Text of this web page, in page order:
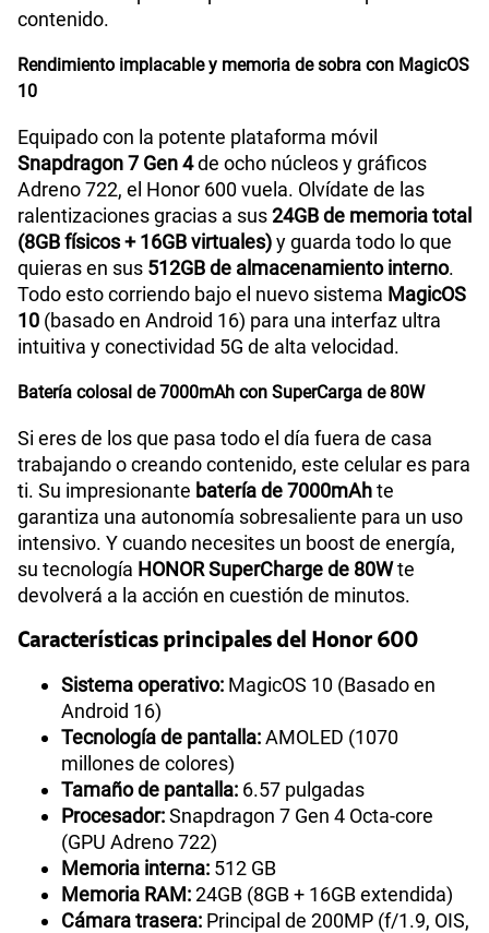
contenido.
Rendimiento implacable y memoria de sobra con MagicOS
10
Equipado con la potente plataforma móvil
Snapdragon 7 Gen 4de ocho núcleos y gráficos
Adreno 722, el Honor 600 vuela. Olvídate de las
ralentizaciones gracias a sus24GB de memoria total
(8GB físicos + 16GB virtuales)y guarda todo lo que
quieras en sus 512GB de almacenamiento interno.
Todo esto corriendo bajo el nuevo sistema MagicOS
10 (basado en Android 16) para una interfaz ultra
intuitiva y conectividad 5G de alta velocidad.
Batería colosal de 7000mAh con SuperCarga de 80W
Si eres de los que pasa todo el día fuera de casa
trabajando o creando contenido, este celular es para
ti. Su impresionante batería de 7000mAhte
garantiza una autonomía sobresaliente para un uso
intensivo. Y cuando necesites un boost de energía,
su tecnología HONOR SuperCharge de 80Wte
devolverá a la acción en cuestión de minutos.
Características principales del Honor 600
Sistema operativo: MagicOS 10 (Basado en
Android 16)
Tecnología de pantalla:AMOLED (1070
millones de colores)
Tamaño de pantalla: 6.57 pulgadas
Procesador:Snapdragon 7 Gen 4 Octa-core
(GPU Adreno 722)
Memoria interna: 512 GB
Memoria RAM:24GB (8GB + 16GB extendida)
Cámara trasera: Principal de 200MP (f/1.9, OIS,